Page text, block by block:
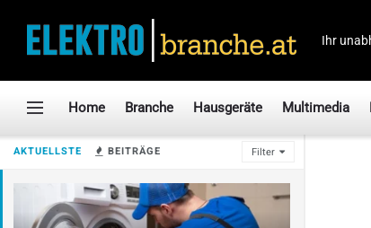
AKTUELLSTE BEITRÄGE Filter
Ihr
Home Branche Hausgeräte Multimedia